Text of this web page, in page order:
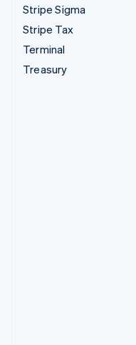
Stripe Sigma
Stripe Tax
Terminal
Treasury